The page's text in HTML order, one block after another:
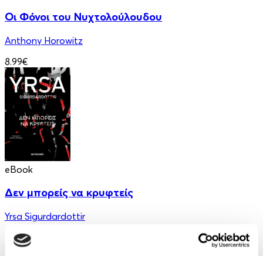
Οι Φόνοι του Νυχτολούλουδου
Anthony Horowitz
8.99€
eBook
Δεν μπορείς να κρυφτείς
Yrsa Sigurdardottir
12.99€